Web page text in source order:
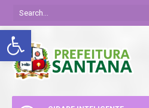
Abrir a barra de ferramentas